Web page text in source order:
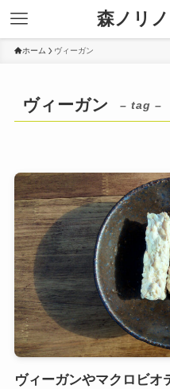
森ノリ
ホーム ヴィーガン
ヴィーガン – tag –
ヴィーガンやマクロビオ